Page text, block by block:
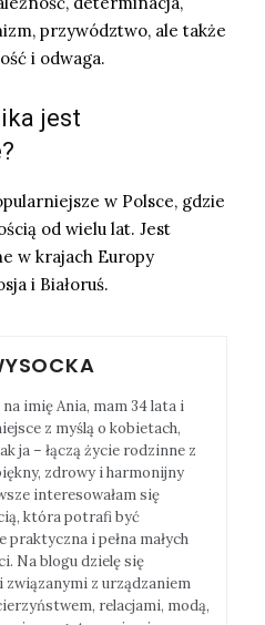
przywództwo, ale także
i odwaga.
jest
w Polsce, gdzie
od wielu lat. Jest
w krajach Europy
i Białoruś.
imię Ania, mam 34 lata i
z myślą o kobietach,
ja – łączą życie rodzinne z
zdrowy i harmonijny
interesowałam się
która potrafi być
praktyczna i pełna małych
Na blogu dzielę się
związanymi z urządzaniem
relacjami, modą,